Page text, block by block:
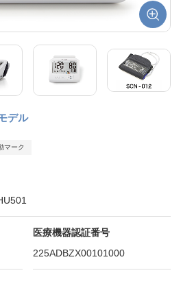
デル
マーク
医療機器認証番号
225ADBZX00101000